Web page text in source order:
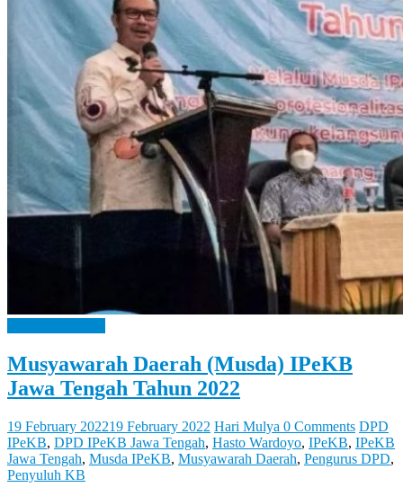
Musyawarah Daerah (Musda) IPeKB
Jawa Tengah Tahun 2022
19 February 202219 February 2022 Hari Mulya 0 Comments DPD
IPeKB, DPD IPeKB Jawa Tengah, Hasto Wardoyo, IPeKB, IPeKB
Jawa Tengah, Musda IPeKB, Musyawarah Daerah, Pengurus DPD,
Penyuluh KB